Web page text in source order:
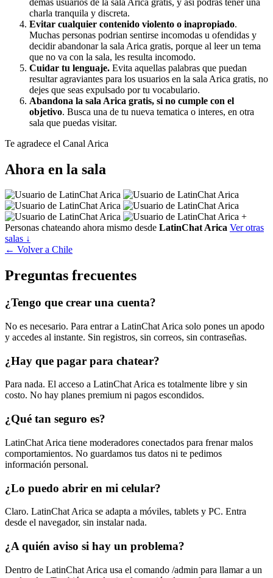
charla tranquila y discreta.
Evitar cualquier contenido violento o inapropiado.
Muchas personas podrian sentirse incomodas u ofendidas y
decidir abandonar la sala Arica gratis, porque al leer un tema
que no va con la sala, les resulta incomodo.
Cuidar tu lenguaje. Evita aquellas palabras que puedan
resultar agraviantes para los usuarios en la sala Arica gratis, no
dejes que seas expulsado por tu vocabulario.
Abandona la sala Arica gratis, si no cumple con el
objetivo. Busca una de tu nueva tematica o interes, en otra
sala que puedas visitar.
Te agradece el Canal Arica
Ahora en la sala
+
Personas chateando ahora mismo desde LatinChat Arica Ver otras
salas ↓
← Volver a Chile
Preguntas frecuentes
¿Tengo que crear una cuenta?
No es necesario. Para entrar a LatinChat Arica solo pones un apodo
y accedes al instante. Sin registros, sin correos, sin contraseñas.
¿Hay que pagar para chatear?
Para nada. El acceso a LatinChat Arica es totalmente libre y sin
costo. No hay planes premium ni pagos escondidos.
¿Qué tan seguro es?
LatinChat Arica tiene moderadores conectados para frenar malos
comportamientos. No guardamos tus datos ni te pedimos
información personal.
¿Lo puedo abrir en mi celular?
Claro. LatinChat Arica se adapta a móviles, tablets y PC. Entra
desde el navegador, sin instalar nada.
¿A quién aviso si hay un problema?
Dentro de LatinChat Arica usa el comando /admin para llamar a un